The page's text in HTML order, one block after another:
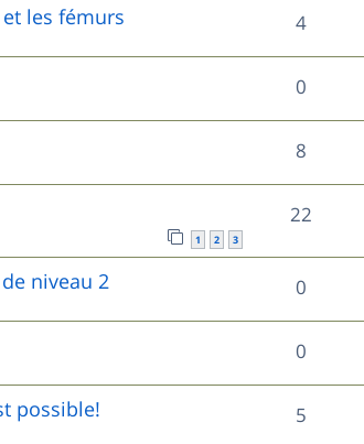
n
s
et les fémurs 4R
é
o
n
s
e
s
0R
é
p
o
s
e
s
8R
é
p
s
e
s
1 2 3
22R
é
niveau 2 0R
é
0R
é
possible! 5R